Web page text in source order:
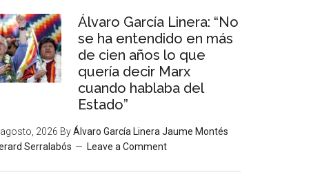
Álvaro García Linera: “No
se ha entendido en más
de cien años lo que
quería decir Marx
cuando hablaba del
Estado”
2026 ByÁlvaro García Linera Jaume Montés
Serralabós
Leave a Comment